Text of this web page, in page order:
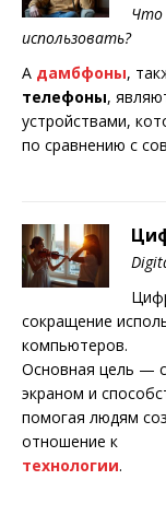
Что
использовать?
A дамбфоны,
телефоны,
устройствами,
по сравнению с
сокращение
компьютеров.
Основная цель —
экраном и
помогая людям
отношение к
технологии.